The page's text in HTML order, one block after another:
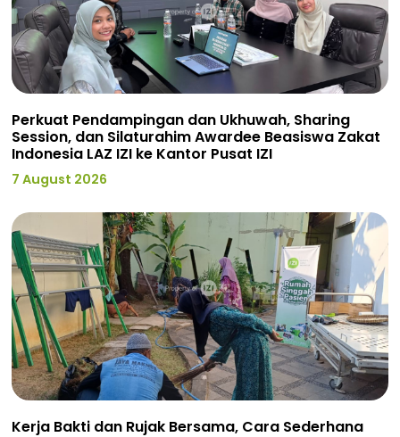
Perkuat Pendampingan dan Ukhuwah, Sharing
Session, dan Silaturahim Awardee Beasiswa Zakat
Indonesia LAZ IZI ke Kantor Pusat IZI
7 August 2026
Kerja Bakti dan Rujak Bersama, Cara Sederhana